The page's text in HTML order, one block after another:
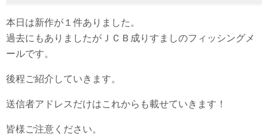
本日は新作が１件ありました。
過去にもありましたがＪＣＢ成りすましのフィッシングメ
ールです。
後程ご紹介していきます。
送信者アドレスだけはこれからも載せていきます！
皆様ご注意ください。